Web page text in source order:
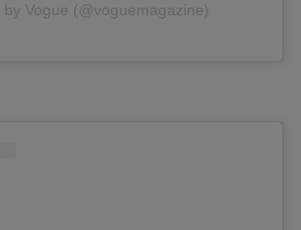
Vogue (@voguemagazine)